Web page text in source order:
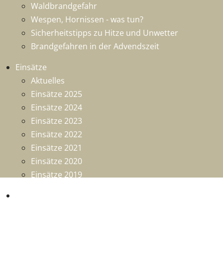
Waldbrandgefahr
Wespen, Hornissen - was tun?
Sicherheitstipps zu Hitze und Unwetter
Brandgefahren in der Advendszeit
Einsätze
Aktuelles
Einsätze 2025
Einsätze 2024
Einsätze 2023
Einsätze 2022
Einsätze 2021
Einsätze 2020
Einsätze 2019